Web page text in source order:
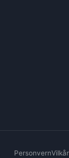
PersonvernVilkår